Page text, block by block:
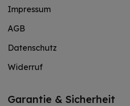
Impressum
AGB
Datenschutz
Widerruf
Garantie & Sicherheit